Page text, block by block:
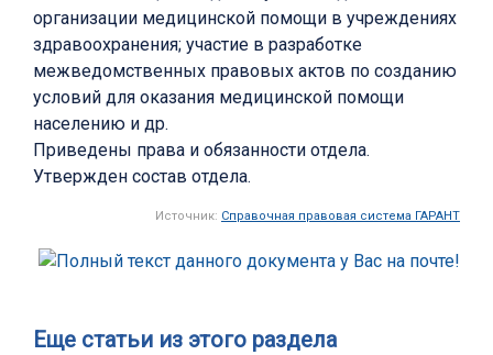
организации медицинской помощи в учреждениях
здравоохранения; участие в разработке
межведомственных правовых актов по созданию
условий для оказания медицинской помощи
населению и др.
Приведены права и обязанности отдела.
Утвержден состав отдела.
Источник: Справочная правовая система ГАРАНТ
Еще статьи из этого раздела